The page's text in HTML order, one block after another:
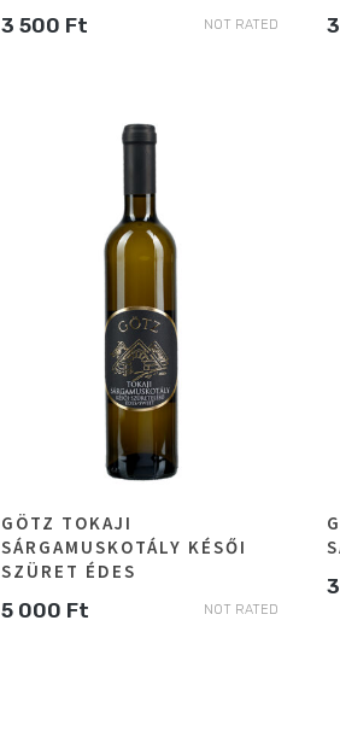
NOT RATED
3 500 Ft
GÖTZ TOKAJI
SÁRGAMUSKOTÁLY KÉSŐI
SZÜRET ÉDES
NOT RATED
5 000 Ft